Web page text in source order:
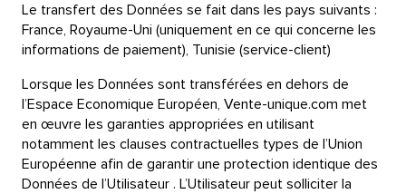
Le transfert des Données se fait dans les pays suivants :
France, Royaume-Uni (uniquement en ce qui concerne les
informations de paiement), Tunisie (service-client)
Lorsque les Données sont transférées en dehors de
l’Espace Economique Européen, Vente-unique.com met
en œuvre les garanties appropriées en utilisant
notamment les clauses contractuelles types de l’Union
Européenne afin de garantir une protection identique des
Données de l’Utilisateur . L’Utilisateur peut solliciter la